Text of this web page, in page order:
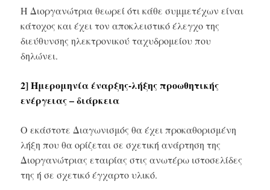
Η Διοργανώτρια θεωρεί ότι κάθε συμμετέχων είναι
κάτοχος και έχει τον αποκλειστικό έλεγχο της
διεύθυνσης ηλεκτρονικού ταχυδρομείου που
δηλώνει.
2] Ημερομηνία έναρξης-λήξης προωθητικής
ενέργειας – διάρκεια
Ο εκάστοτε Διαγωνισμός θα έχει προκαθορισμένη
λήξη που θα ορίζεται σε σχετική ανάρτηση της
Διοργανώτριας εταιρίας στις ανωτέρω ιστοσελίδες
της ή σε σχετικό έγχαρτο υλικό.